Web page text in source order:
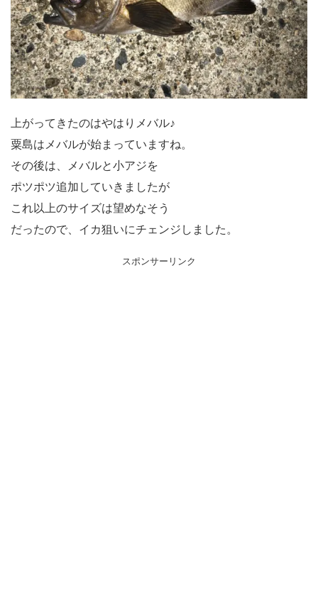
上がってきたのはやはりメバル♪
粟島はメバルが始まっていますね。
その後は、メバルと小アジを
ポツポツ追加していきましたが
これ以上のサイズは望めなそう
だったので、イカ狙いにチェンジしました。
スポンサーリンク